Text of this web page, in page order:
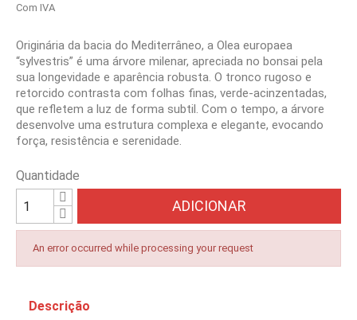
Com IVA
Originária da bacia do Mediterrâneo, a Olea europaea
“sylvestris” é uma árvore milenar, apreciada no bonsai pela
sua longevidade e aparência robusta. O tronco rugoso e
retorcido contrasta com folhas finas, verde-acinzentadas,
que refletem a luz de forma subtil. Com o tempo, a árvore
desenvolve uma estrutura complexa e elegante, evocando
força, resistência e serenidade.
Quantidade
ADICIONAR
An error occurred while processing your request
Descrição